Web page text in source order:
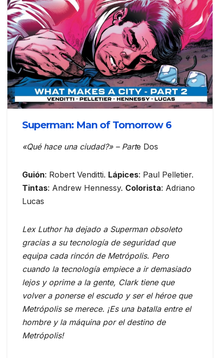
Superman: Man of Tomorrow 6
«Qué hace una ciudad?» – Parte Dos
Guión: Robert Venditti. Lápices: Paul Pelletier.
Tintas: Andrew Hennessy. Colorista: Adriano
Lucas
Lex Luthor ha dejado a Superman obsoleto
gracias a su tecnología de seguridad que
equipa cada rincón de Metrópolis. Pero
cuando la tecnología empiece a ir demasiado
lejos y oprime a la gente, Clark tiene que
volver a ponerse el escudo y ser el héroe que
Metrópolis se merece. ¡Es una batalla entre el
hombre y la máquina por el destino de
Metrópolis!